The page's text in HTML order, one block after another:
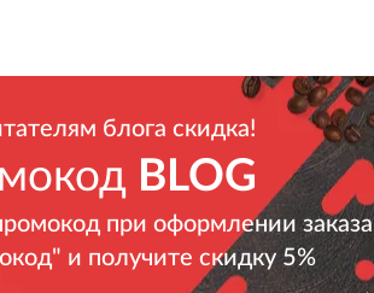
блога скидка!
BLOG
при оформлении заказа
и получите скидку 5%